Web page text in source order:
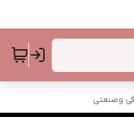
وصنعتی